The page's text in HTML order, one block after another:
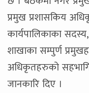
प्रमुख प्रशासकिय
कार्यपालिकाका
शाखाका सम्पुर्ण
अधिकृतहरुको
जानकारि दिए ।